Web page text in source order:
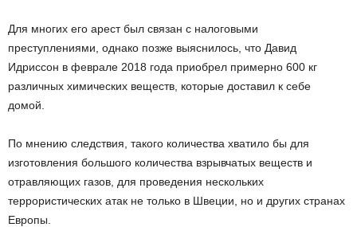
Для многих его арест был связан с налоговыми
преступлениями, однако позже выяснилось, что Давид
Идриссон в феврале 2018 года приобрел примерно 600 кг
различных химических веществ, которые доставил к себе
домой.
По мнению следствия, такого количества хватило бы для
изготовления большого количества взрывчатых веществ и
отравляющих газов, для проведения нескольких
террористических атак не только в Швеции, но и других странах
Европы.